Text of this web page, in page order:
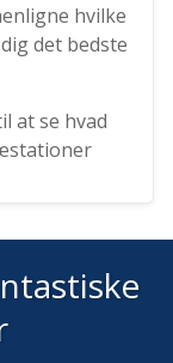
hvilke
det bedste
at se hvad